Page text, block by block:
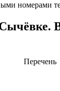
номерами
Перечень